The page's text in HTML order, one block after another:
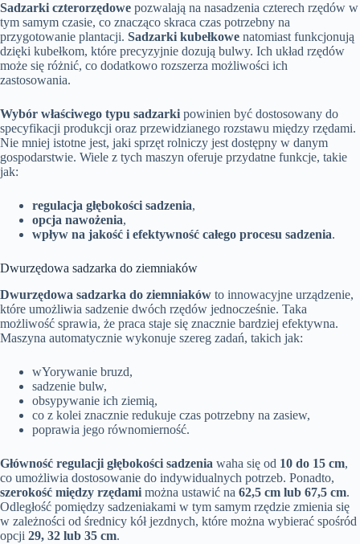
Sadzarki czterorzędowe pozwalają na nasadzenia czterech rzędów w
tym samym czasie, co znacząco skraca czas potrzebny na
przygotowanie plantacji. Sadzarki kubełkowe natomiast funkcjonują
dzięki kubełkom, które precyzyjnie dozują bulwy. Ich układ rzędów
może się różnić, co dodatkowo rozszerza możliwości ich
zastosowania.
Wybór właściwego typu sadzarki powinien być dostosowany do
specyfikacji produkcji oraz przewidzianego rozstawu między rzędami.
Nie mniej istotne jest, jaki sprzęt rolniczy jest dostępny w danym
gospodarstwie. Wiele z tych maszyn oferuje przydatne funkcje, takie
jak:
regulacja głębokości sadzenia,
opcja nawożenia,
wpływ na jakość i efektywność całego procesu sadzenia.
Dwurzędowa sadzarka do ziemniaków
Dwurzędowa sadzarka do ziemniaków to innowacyjne urządzenie,
które umożliwia sadzenie dwóch rzędów jednocześnie. Taka
możliwość sprawia, że praca staje się znacznie bardziej efektywna.
Maszyna automatycznie wykonuje szereg zadań, takich jak:
wYorywanie bruzd,
sadzenie bulw,
obsypywanie ich ziemią,
co z kolei znacznie redukuje czas potrzebny na zasiew,
poprawia jego równomierność.
Główność regulacji głębokości sadzenia waha się od 10 do 15 cm,
co umożliwia dostosowanie do indywidualnych potrzeb. Ponadto,
szerokość między rzędami można ustawić na 62,5 cm lub 67,5 cm.
Odległość pomiędzy sadzeniakami w tym samym rzędzie zmienia się
w zależności od średnicy kół jezdnych, które można wybierać spośród
opcji 29, 32 lub 35 cm.